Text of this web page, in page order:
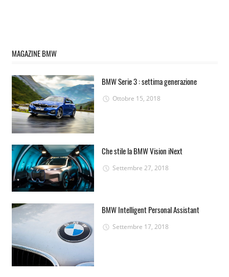
MAGAZINE BMW
BMW Serie 3 : settima generazione
Ottobre 15, 2018
Che stile la BMW Vision iNext
Settembre 27, 2018
BMW Intelligent Personal Assistant
Settembre 17, 2018